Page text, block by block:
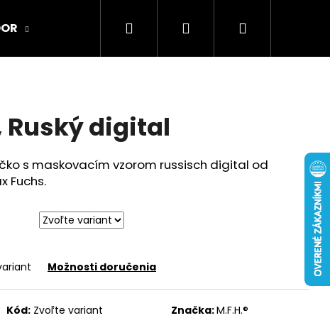
ARMY ORIGINAL Kamenná predajňa
Hľadať PrihlásenieNákupný
Ruský digital
s maskovacím vzorom russisch digital od
Fuchs.
Možnosti doručenia
Kód: Zvoľte variant Značka:M.F.H.®